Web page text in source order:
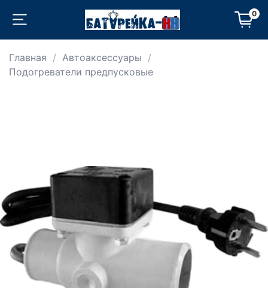
0
Главная
Автоаксессуары
Подогреватели предпусковые